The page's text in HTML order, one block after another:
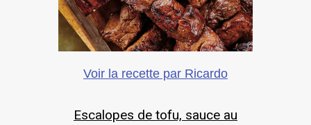
Voir la recette par Ricardo
Escalopes de tofu, sauce au